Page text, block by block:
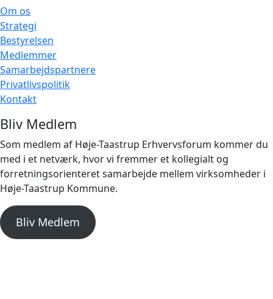
Om os
Strategi
Bestyrelsen
Medlemmer
Samarbejdspartnere
Privatlivspolitik
Kontakt
Bliv Medlem
Som medlem af Høje-Taastrup Erhvervsforum kommer du
med i et netværk, hvor vi fremmer et kollegialt og
forretningsorienteret samarbejde mellem virksomheder i
Høje-Taastrup Kommune.
Bliv Medlem